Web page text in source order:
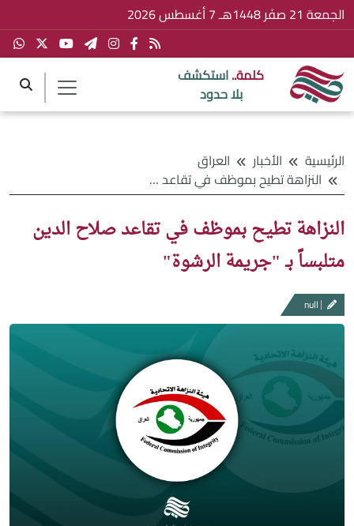
الجمعة 21 صفَر 1448هـ 7 أغسطس 2026
كلمة..استكشف
بلا حدود
الرئيسية الأخبار
العراق
النزاهة تطيح بموظف في تقاعد صلاح الدين متلبساً بـ "جريمة الرشوة"
النزاهة تطيح بموظف في تقاعد صلاح الدين
متلبساً بـ "جريمة الرشوة"
null